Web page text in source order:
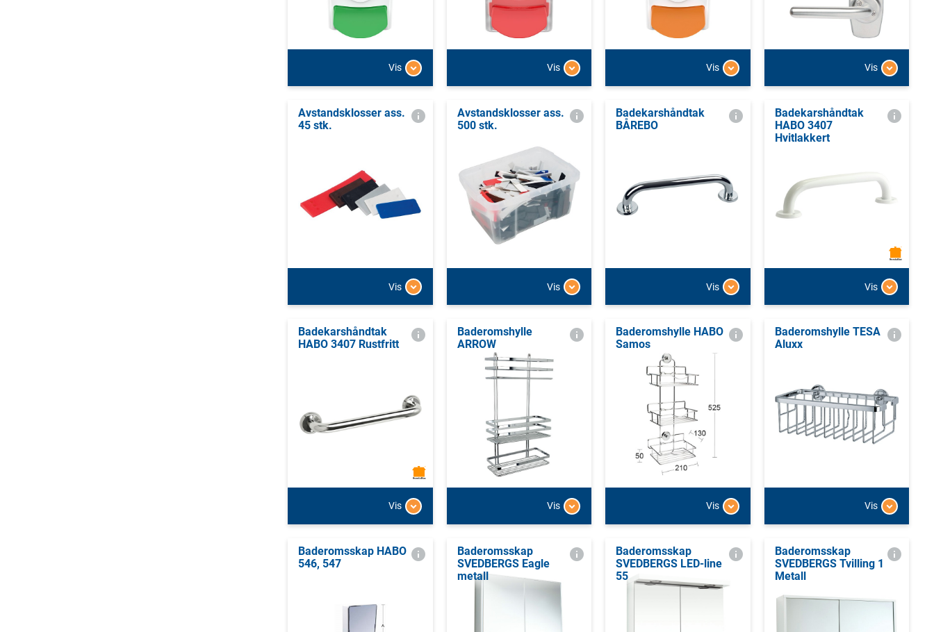
Vis Vis Vis Vis
Avstandsklosser ass.
45 stk.
Vis
Avstandsklosser ass.
500 stk.
Vis
Badekarshåndtak
BÅREBO
Vis
Badekarshåndtak
HABO 3407
Hvitlakkert
Vis
Badekarshåndtak
HABO 3407 Rustfritt
Vis
Baderomshylle
ARROW
Vis
Baderomshylle HABO
Samos
Vis
Baderomshylle TESA
Aluxx
Vis
Baderomsskap HABO
546, 547
Baderomsskap
SVEDBERGS Eagle
metall
Baderomsskap
SVEDBERGS LED-line
55
Baderomsskap
SVEDBERGS Tvilling 1
Metall